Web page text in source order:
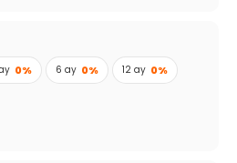
0% 6 ay 0% 12 ay 0%